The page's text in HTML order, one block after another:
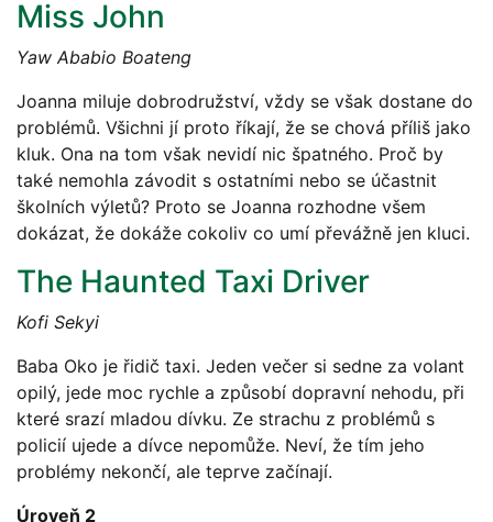
Miss John
Yaw Ababio Boateng
Joanna miluje dobrodružství, vždy se však dostane do
problémů. Všichni jí proto říkají, že se chová příliš jako
kluk. Ona na tom však nevidí nic špatného. Proč by
také nemohla závodit s ostatními nebo se účastnit
školních výletů? Proto se Joanna rozhodne všem
dokázat, že dokáže cokoliv co umí převážně jen kluci.
The Haunted Taxi Driver
Kofi Sekyi
Baba Oko je řidič taxi. Jeden večer si sedne za volant
opilý, jede moc rychle a způsobí dopravní nehodu, při
které srazí mladou dívku. Ze strachu z problémů s
policií ujede a dívce nepomůže. Neví, že tím jeho
problémy nekončí, ale teprve začínají.
Úroveň 2